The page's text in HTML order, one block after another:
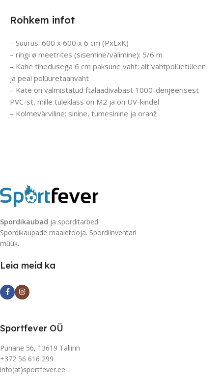
Rohkem infot
– Suurus: 600 x 600 x 6 cm (PxLxK)
– ringi ø meetrites (sisemine/välimine): 5/6 m
– Kahe tihedusega 6 cm paksune vaht: alt vahtpolüetüleen
ja peal polüuretaanvaht
– Kate on valmistatud ftalaadivabast 1000-denjeerisest
PVC-st, mille tuleklass on M2 ja on UV-kindel
– Kolmevärviline: sinine, tumesinine ja oranž
Spordikaubad ja sporditarbed.
Spordikaupade maaletooja. Spordiinventari
müük.
Leia meid ka
Sportfever OÜ
Punane 56, 13619 Tallinn
+372 56 616 299
info(at)sportfever.ee